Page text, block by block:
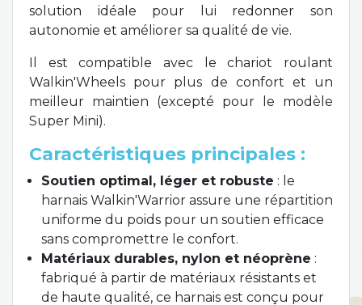
solution idéale pour lui redonner son
autonomie et améliorer sa qualité de vie.
Il est compatible avec le chariot roulant
Walkin'Wheels pour plus de confort et un
meilleur maintien (excepté pour le modèle
Super Mini).
Caractéristiques principales :
Soutien optimal, léger et robuste : le
harnais Walkin'Warrior assure une répartition
uniforme du poids pour un soutien efficace
sans compromettre le confort.
Matériaux durables, nylon et néoprène :
fabriqué à partir de matériaux résistants et
de haute qualité, ce harnais est conçu pour